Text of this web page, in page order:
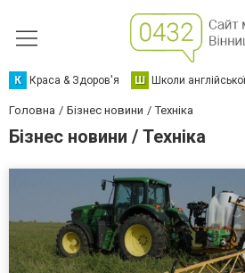
К Краса & Здоров'я Ш Школи
Головна Бізнес новини Техніка
Бізнес новини / Техніка